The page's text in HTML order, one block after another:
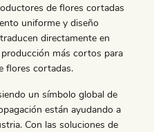
de flores cortadas
uniforme y diseño
directamente en
más cortos para
flores cortadas.
un símbolo global de
están ayudando a
Con las soluciones de